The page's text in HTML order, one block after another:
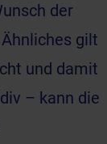
der
gilt
und damit
– kann die